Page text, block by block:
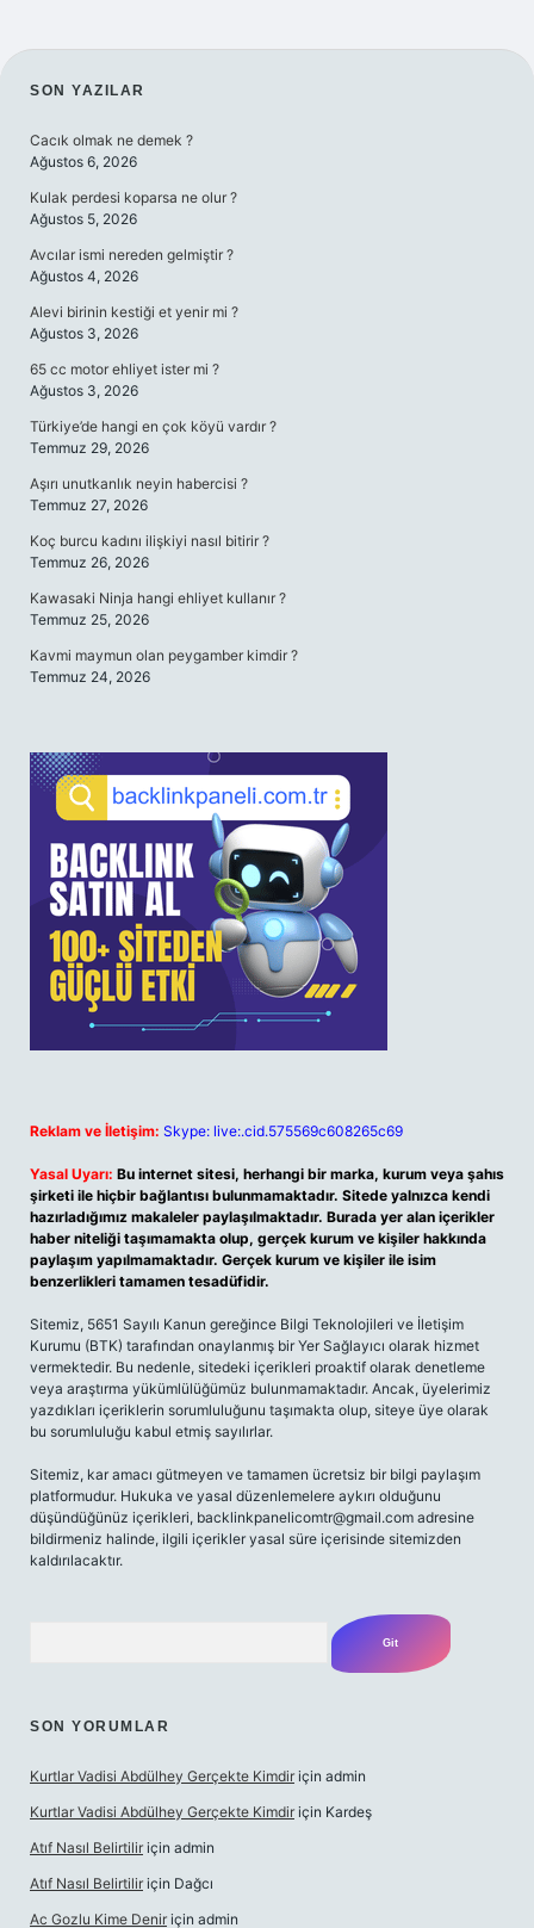
SIDEBAR
SON YAZILAR
Cacık olmak ne demek ?
Ağustos 6, 2026
Kulak perdesi koparsa ne olur ?
Ağustos 5, 2026
Avcılar ismi nereden gelmiştir ?
Ağustos 4, 2026
Alevi birinin kestiği et yenir mi ?
Ağustos 3, 2026
65 cc motor ehliyet ister mi ?
Ağustos 3, 2026
Türkiye’de hangi en çok köyü vardır ?
Temmuz 29, 2026
Aşırı unutkanlık neyin habercisi ?
Temmuz 27, 2026
Koç burcu kadını ilişkiyi nasıl bitirir ?
Temmuz 26, 2026
Kawasaki Ninja hangi ehliyet kullanır ?
Temmuz 25, 2026
Kavmi maymun olan peygamber kimdir ?
Temmuz 24, 2026
Reklam ve İletişim: Skype: live:.cid.575569c608265c69
Yasal Uyarı: Bu internet sitesi, herhangi bir marka, kurum veya şahıs
şirketi ile hiçbir bağlantısı bulunmamaktadır. Sitede yalnızca kendi
hazırladığımız makaleler paylaşılmaktadır. Burada yer alan içerikler
haber niteliği taşımamakta olup, gerçek kurum ve kişiler hakkında
paylaşım yapılmamaktadır. Gerçek kurum ve kişiler ile isim
benzerlikleri tamamen tesadüfidir.
Sitemiz, 5651 Sayılı Kanun gereğince Bilgi Teknolojileri ve İletişim
Kurumu (BTK) tarafından onaylanmış bir Yer Sağlayıcı olarak hizmet
vermektedir. Bu nedenle, sitedeki içerikleri proaktif olarak denetleme
veya araştırma yükümlülüğümüz bulunmamaktadır. Ancak, üyelerimiz
yazdıkları içeriklerin sorumluluğunu taşımakta olup, siteye üye olarak
bu sorumluluğu kabul etmiş sayılırlar.
Sitemiz, kar amacı gütmeyen ve tamamen ücretsiz bir bilgi paylaşım
platformudur. Hukuka ve yasal düzenlemelere aykırı olduğunu
düşündüğünüz içerikleri, backlinkpanelicomtr@gmail.com adresine
bildirmeniz halinde, ilgili içerikler yasal süre içerisinde sitemizden
kaldırılacaktır.
SON YORUMLAR
Kurtlar Vadisi Abdülhey Gerçekte Kimdir için admin
Kurtlar Vadisi Abdülhey Gerçekte Kimdir için Kardeş
Atıf Nasıl Belirtilir için admin
Atıf Nasıl Belirtilir için Dağcı
Ac Gozlu Kime Denir için admin